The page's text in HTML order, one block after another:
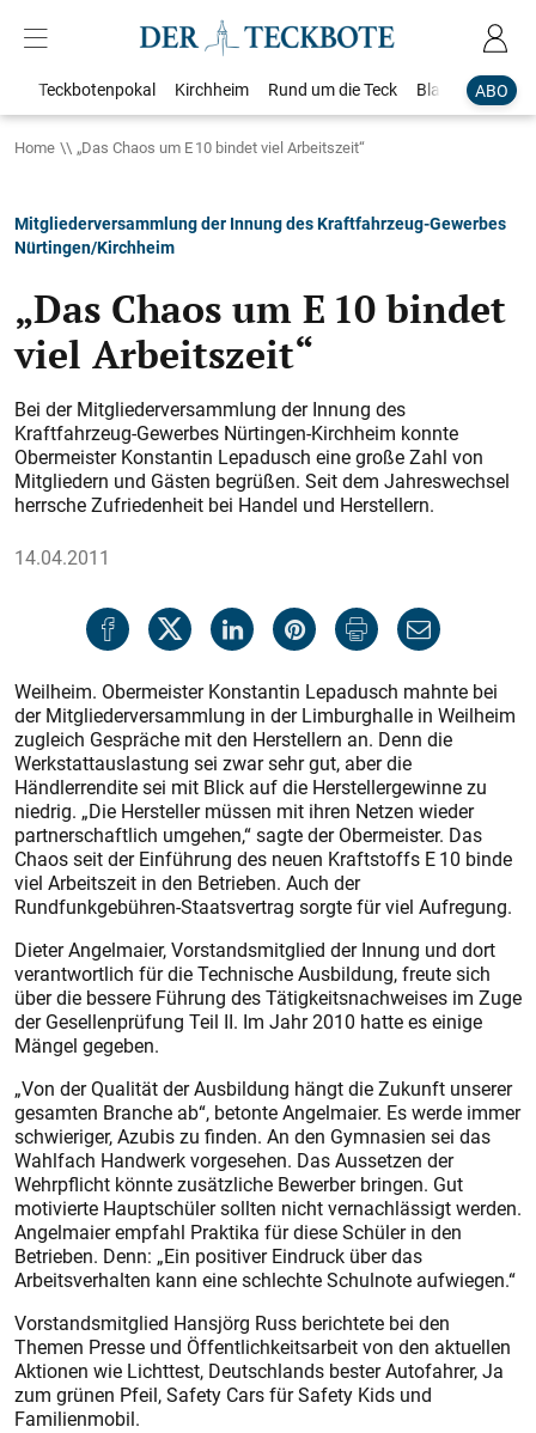
ABO
Teckbotenpokal Kirchheim Rund um die Teck Blaulicht
Home „Das Chaos um E 10 bindet viel Arbeitszeit“
Mitgliederversammlung der Innung des Kraftfahrzeug-Gewerbes
Nürtingen/Kirchheim
„Das Chaos um E 10 bindet
viel Arbeitszeit“
Bei der Mitgliederversammlung der Innung des
Kraftfahrzeug-Gewerbes Nürtingen-Kirchheim konnte
Obermeister Konstantin Lepadusch eine große Zahl von
Mitgliedern und Gästen begrüßen. Seit dem Jahreswechsel
herrsche Zufriedenheit bei Handel und Herstellern.
14.04.2011
Weilheim. Obermeister Konstantin Lepadusch mahnte bei
der Mitgliederversammlung in der Limburghalle in Weilheim
zugleich Gespräche mit den Herstellern an. Denn die
Werkstattauslastung sei zwar sehr gut, aber die
Händlerrendite sei mit Blick auf die Herstellergewinne zu
niedrig. „Die Hersteller müssen mit ihren Netzen wieder
partnerschaftlich umgehen,“ sagte der Obermeis­ter. Das
Chaos seit der Einführung des neuen Kraftstoffs E 10 binde
viel Arbeitszeit in den Betrieben. Auch der
Rundfunkgebühren-Staatsvertrag sorgte für viel Aufregung.
Dieter Angelmaier, Vorstandsmitglied der Innung und dort
verantwortlich für die Technische Ausbildung, freute sich
über die bessere Führung des Tätigkeitsnachweises im Zuge
der Gesellenprüfung Teil II. Im Jahr 2010 hatte es einige
Mängel gegeben.
„Von der Qualität der Ausbildung hängt die Zukunft unserer
gesamten Branche ab“, betonte Angelmaier. Es werde immer
schwieriger, Azubis zu finden. An den Gymnasien sei das
Wahlfach Handwerk vorgesehen. Das Aussetzen der
Wehrpflicht könnte zusätzliche Bewerber bringen. Gut
motivierte Hauptschüler sollten nicht vernachlässigt werden.
Angelmaier empfahl Praktika für ­diese Schüler in den
Betrieben. Denn: „Ein positiver Eindruck über das
Arbeitsverhalten kann eine schlechte Schulnote aufwiegen.“
Vorstandsmitglied Hansjörg Russ berichtete bei den
Themen Presse und Öffentlichkeitsarbeit von den aktuellen
Aktionen wie Lichttest, Deutschlands bester Autofahrer, Ja
zum grünen Pfeil, Safety Cars für ­Safety Kids und
Familienmobil.